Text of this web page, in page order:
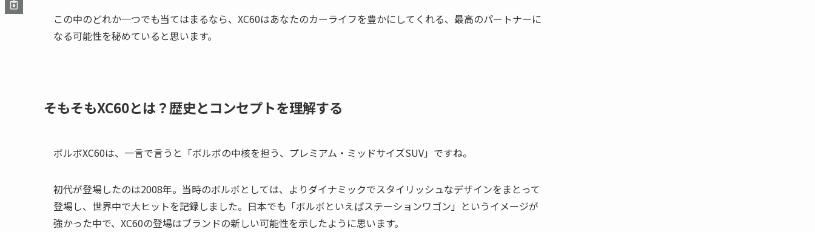
この中のどれか一つでも当てはまるなら、XC60はあなたのカーライフを豊かにしてくれる、最高のパートナーに
なる可能性を秘めていると思います。
そもそもXC60とは？歴史とコンセプトを理解する
ボルボXC60は、一言で言うと「ボルボの中核を担う、プレミアム・ミッドサイズSUV」ですね。
初代が登場したのは2008年。当時のボルボとしては、よりダイナミックでスタイリッシュなデザインをまとって
登場し、世界中で大ヒットを記録しました。日本でも「ボルボといえばステーションワゴン」というイメージが
強かった中で、XC60の登場はブランドの新しい可能性を示したように思います。